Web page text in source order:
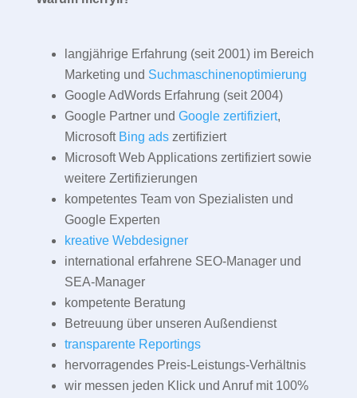
langjährige Erfahrung (seit 2001) im Bereich
Marketing und Suchmaschinenoptimierung
Google AdWords Erfahrung (seit 2004)
Google Partner und Google zertifiziert,
Microsoft Bing adszertifiziert
Microsoft Web Applications zertifiziert sowie
weitere Zertifizierungen
kompetentes Team von Spezialisten und
Google Experten
kreative Webdesigner
international erfahrene SEO-Manager und
SEA-Manager
kompetente Beratung
Betreuung über unseren Außendienst
transparente Reportings
hervorragendes Preis-Leistungs-Verhältnis
wir messen jeden Klick und Anruf mit 100%